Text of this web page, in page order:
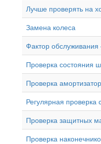
Лучше проверять на
Замена колеса
Фактор
Проверка состояния
Проверка
Регулярная проверка
Проверка защитных
Проверка